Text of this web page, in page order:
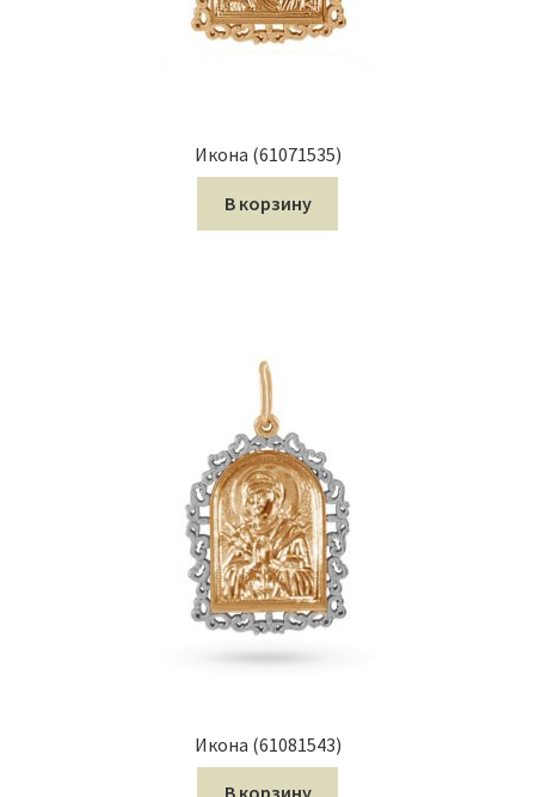
Икона (61071535)
В корзину
Икона (61081543)